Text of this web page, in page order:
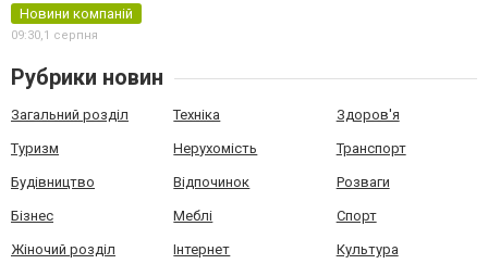
Новини компаній
09:30,1 серпня
Рубрики новин
Загальний розділ Техніка Здоров'я
Туризм Нерухомість Транспорт
Будівництво Відпочинок Розваги
Бізнес Меблі Спорт
Жіночий розділ Інтернет Культура